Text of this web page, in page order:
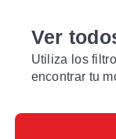
Ver
Utiliza los
encontrar tu